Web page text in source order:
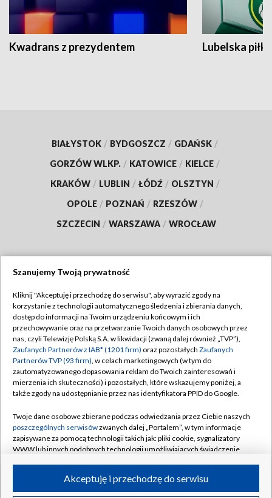
Kwadrans z prezydentem Lubelska piłka
BIAŁYSTOK / BYDGOSZCZ / GDAŃSK /
GORZÓW WLKP. / KATOWICE / KIELCE /
KRAKÓW / LUBLIN / ŁÓDŹ / OLSZTYN /
OPOLE / POZNAŃ / RZESZÓW /
SZCZECIN / WARSZAWA / WROCŁAW
TVP
Abonament TVP
Emisja w TVP
Centrum informacji TVP
Naziemna Telewizja Cyfrowa
Rada Programowa
System NOS
Informacje o nadawcy
Program dla prasy
Regulamin TVP
Polityka prywatności
Moje zgody
Pomoc
Kontakt
Kanały
Szanujemy Twoją prywatność
Kliknij "Akceptuję i przechodzę do serwisu", aby wyrazić zgody na
korzystanie z technologii automatycznego śledzenia i zbierania danych,
dostęp do informacji na Twoim urządzeniu końcowym i ich
przechowywanie oraz na przetwarzanie Twoich danych osobowych przez
nas, czyli Telewizję Polską S.A. w likwidacji (zwaną dalej również „TVP”),
Zaufanych Partnerów z IAB* (1201 firm) oraz pozostałych Zaufanych
Partnerów TVP (93 firm), w celach marketingowych (w tym do
zautomatyzowanego dopasowania reklam do Twoich zainteresowań i
mierzenia ich skuteczności) i pozostałych, które wskazujemy poniżej, a
także zgody na udostępnianie przez nas identyfikatora PPID do Google.
Twoje dane osobowe zbierane podczas odwiedzania przez Ciebie naszych
poszczególnych serwisówzwanych dalej „Portalem”, w tym informacje
zapisywane za pomocą technologii takich jak: pliki cookie, sygnalizatory
WWW lub innych podobnych technologii umożliwiających świadczenie
ruchu w Internecie.Akceptuję i przechodzę do serwisu